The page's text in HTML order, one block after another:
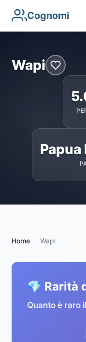
Cognomi
Wapi
Papua
Home Wapi
💎 Rarità
Quanto è raro